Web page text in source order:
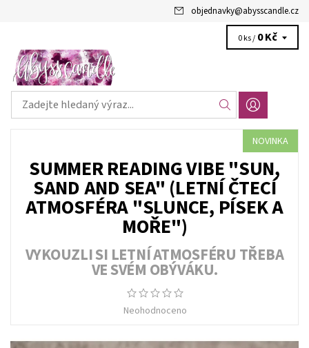
objednavky@abysscandle.cz
0 ks / 0 Kč
NOVINKA
SUMMER READING VIBE "SUN,
SAND AND SEA" (LETNÍ ČTECÍ
ATMOSFÉRA "SLUNCE, PÍSEK A
MOŘE")
VYKOUZLI SI LETNÍ ATMOSFÉRU TŘEBA
VE SVÉM OBÝVÁKU.
Neohodnoceno